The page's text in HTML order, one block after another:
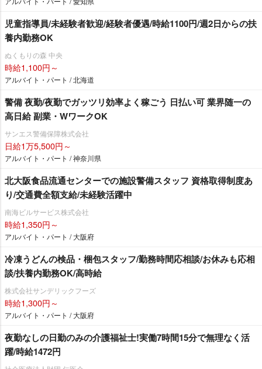
児童指導員/未経験者歓迎/経験者優遇/時給1100円/週2日からの扶
養内勤務OK
ぬくもりの森 中央
時給1,100円～
アルバイト・パート / 北海道
警備 夜勤/夜勤でガッツリ効率よく稼ごう 日払い可 業界随一の
高日給 副業・WワークOK
サンエス警備保障株式会社
日給1万5,500円～
アルバイト・パート / 神奈川県
北大阪食品流通センターでの施設警備スタッフ 資格取得制度あ
り/交通費全額支給/未経験活躍中
南海ビルサービス株式会社
時給1,350円～
アルバイト・パート / 大阪府
冷凍うどんの検品・梱包スタッフ/勤務時間応相談/お休みも応相
談/扶養内勤務OK/高時給
株式会社サンデリックフーズ
時給1,300円～
アルバイト・パート / 大阪府
夜勤なしの日勤のみの介護福祉士!実働7時間15分で無理なく活
躍/時給1472円